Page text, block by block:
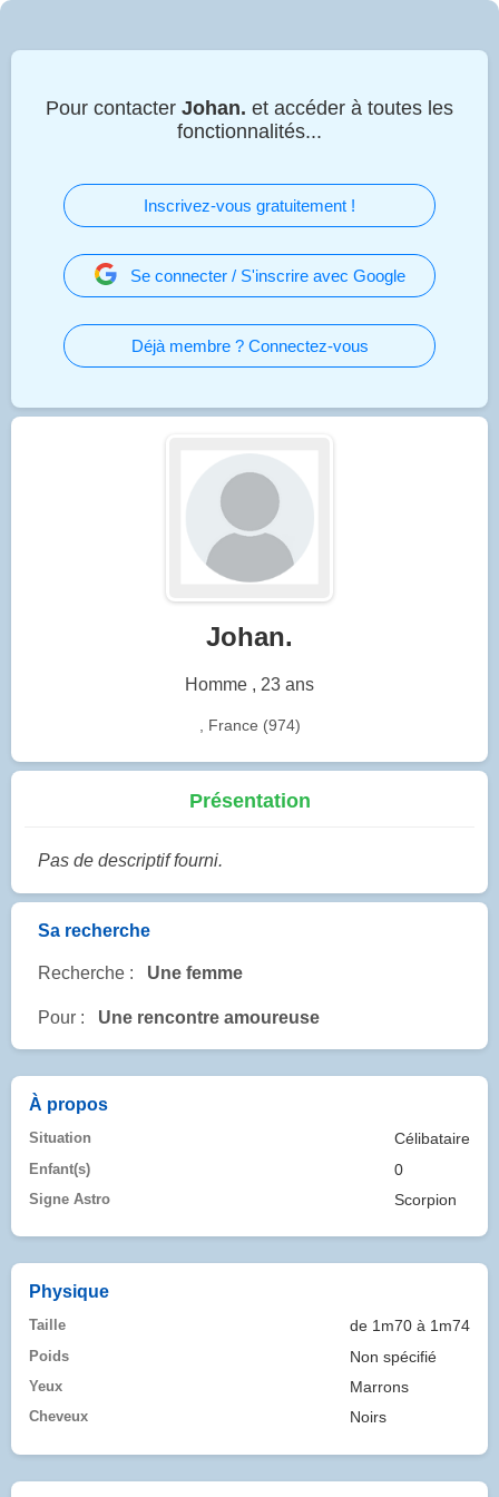
Pour contacter Johan. et accéder à toutes les
fonctionnalités...
Inscrivez-vous gratuitement !
Se connecter / S'inscrire avec Google
Déjà membre ? Connectez-vous
Johan.
Homme , 23 ans
, France (974)
Présentation
Pas de descriptif fourni.
Sa recherche
Recherche : Une femme
Pour : Une rencontre amoureuse
À propos
Situation Célibataire
Enfant(s) 0
Signe Astro Scorpion
Physique
Taille de 1m70 à 1m74
Poids Non spécifié
Yeux Marrons
Cheveux Noirs